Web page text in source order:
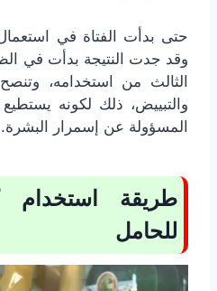
حتى بدأت الفتاة في
وقد جدت النتيجة بدأت في
الثالث من استخدامه،
والتبييض، ذلك لكونه
المسؤولة عن إسمرار البشرة.
طريقة استخدام
للحامل